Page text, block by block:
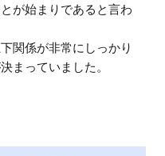
が始まりであると言わ
関係が非常にしっかり
まっていました。